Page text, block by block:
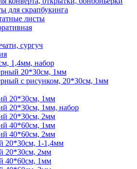
для скрапбукинга
листы
сургуч
1,4мм, набор
20*30см, 1мм
с рисунком, 20*30см, 1мм
20*30см, 1мм
20*30см, 1мм, набор
20*30см, 2мм
40*60см, 1мм
40*60см, 2мм
20*30см, 1-1,4мм
20*30см, 2мм
40*60см, 1мм